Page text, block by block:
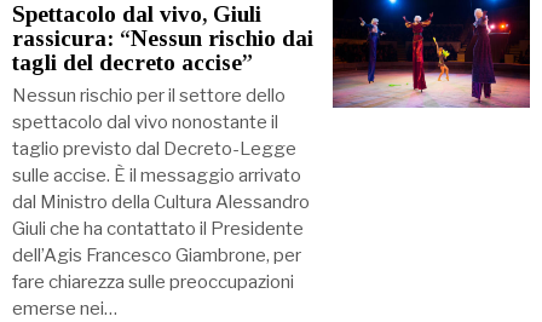
Spettacolo dal vivo, Giuli
rassicura: “Nessun rischio dai
tagli del decreto accise”
Nessun rischio per il settore dello
spettacolo dal vivo nonostante il
taglio previsto dal Decreto-Legge
sulle accise. È il messaggio arrivato
dal Ministro della Cultura Alessandro
Giuli che ha contattato il Presidente
dell’Agis Francesco Giambrone, per
fare chiarezza sulle preoccupazioni
emerse nei…